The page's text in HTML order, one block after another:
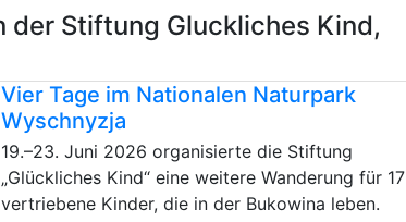
der Stiftung Gluckliches Kind,
Vier Tage im Nationalen Naturpark
Wyschnyzja
19.–23. Juni 2026 organisierte die Stiftung
„Glückliches Kind“ eine weitere Wanderung für 17
vertriebene Kinder, die in der Bukowina leben.